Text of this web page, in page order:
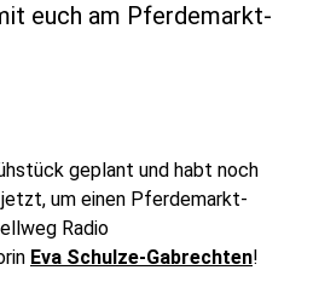
euch am Pferdemarkt-
geplant und habt noch
um einen Pferdemarkt-
Radio
Eva Schulze-Gabrechten!